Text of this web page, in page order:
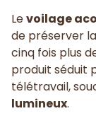
Levoilage
de préserver
cinq fois plus
produit séduit
télétravail,
lumineux.